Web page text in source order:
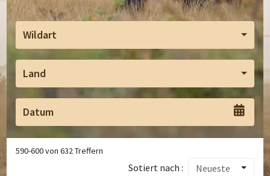
Wildart
Land
590-600von632Treffern
Sotiert nach :
Neueste